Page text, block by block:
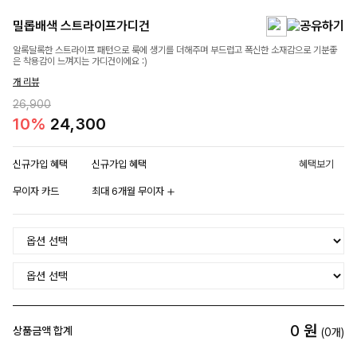
밀롭배색 스트라이프가디건
알록달록한 스트라이프 패턴으로 룩에 생기를 더해주며 부드럽고 폭신한 소재감으로 기분좋
은 착용감이 느껴지는 가디건이에요 :)
개 리뷰
26,900
10% 24,300
신규가입 혜택 신규가입 혜택 혜택보기
무이자 카드 최대 6개월 무이자
상품금액 합계 0 원 (0개)